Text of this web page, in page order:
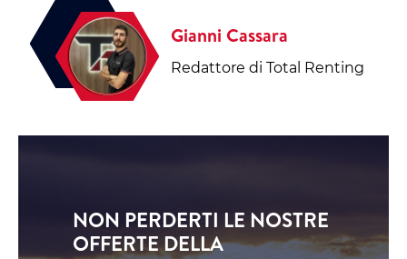
Gianni Cassara
Redattore di Total Renting
NON PERDERTI LE NOSTRE
OFFERTE DELLA